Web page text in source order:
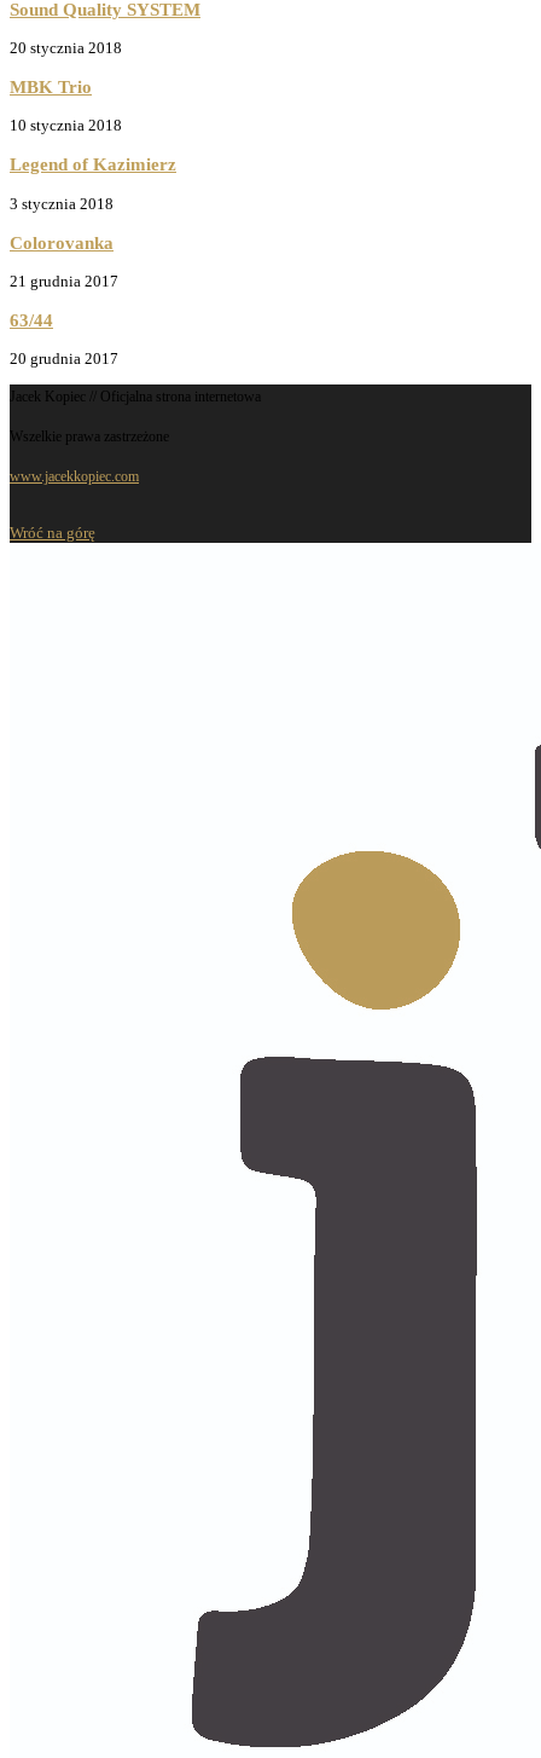
Sound Quality SYSTEM
20 stycznia 2018
MBK Trio
10 stycznia 2018
Legend of Kazimierz
3 stycznia 2018
Colorovanka
21 grudnia 2017
63/44
20 grudnia 2017
Jacek Kopiec // Oficjalna strona internetowa
Wszelkie prawa zastrzeżone
www.jacekkopiec.com
Wróć na górę